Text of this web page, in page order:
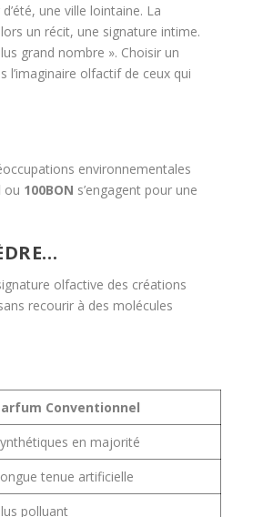
une ville lointaine. La
un récit, une signature intime.
grand nombre ». Choisir un
l’imaginaire olfactif de ceux qui
environnementales
ou 100BON s’engagent pour une
olfactive des créations
recourir à des molécules
Conventionnel
en majorité
tenue artificielle
polluant